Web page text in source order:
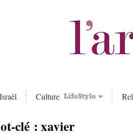
Israël Culture
clé :xavier